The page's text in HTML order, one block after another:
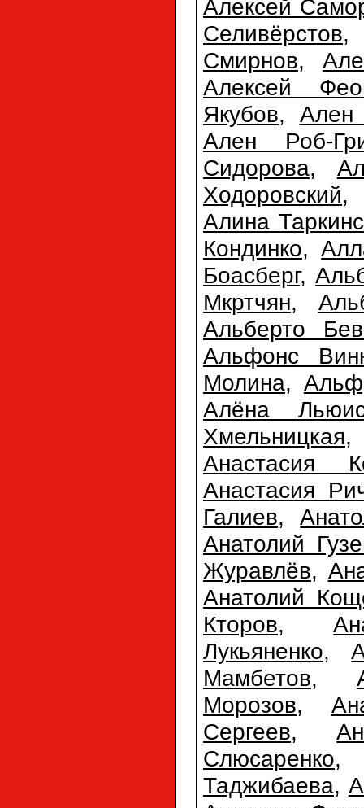
Алексей
Селивёрстов
Смирнов,
Алексей
Якубов, Ален
Ален Роб-
Сидорова,
Ходоровский
Алина
Кондинко,
Боасберг,
Мкртчян,
Альберто
Альфонс
Молина,
Алёна
Хмельницкая
Анастасия
Анастасия
Галиев,
Анатолий
Журавлёв,
Анатолий
Кторов,
Лукьяненко,
Мамбетов,
Морозов,
Сергеев,
Слюсаренко
Таджибаева,